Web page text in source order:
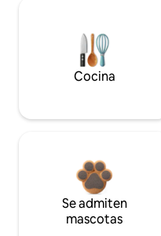
Cocina
Se admiten
mascotas